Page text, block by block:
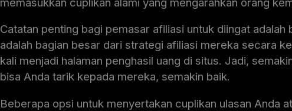
Catatan penting bagi pemasar afiliasi untuk diingat adalah
adalah bagian besar dari strategi afiliasi mereka secara
kali menjadi halaman penghasil uang di situs. Jadi,
bisa Anda tarik kepada mereka, semakin baik.
Beberapa opsi untuk menyertakan cuplikan ulasan Anda